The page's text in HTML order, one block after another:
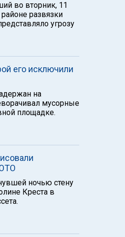
во вторник, 11
развязки
угрозу
его исключили
на
мусорные
площадке.
ночью стену
Креста в